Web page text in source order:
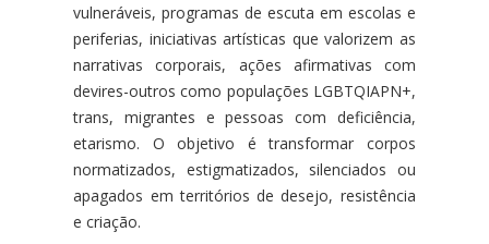
vulneráveis, programas de escuta em escolas e
periferias, iniciativas artísticas que valorizem as
narrativas corporais, ações afirmativas com
devires-outros como populações LGBTQIAPN+,
trans, migrantes e pessoas com deficiência,
etarismo. O objetivo é transformar corpos
normatizados, estigmatizados, silenciados ou
apagados em territórios de desejo, resistência
e criação.